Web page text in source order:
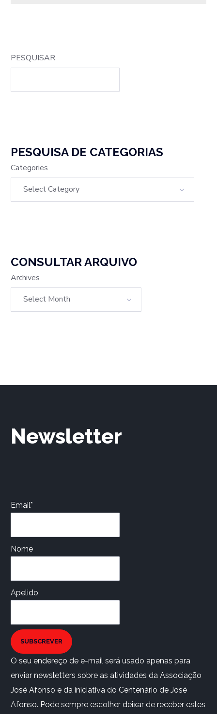
PESQUISAR
PESQUISA DE CATEGORIAS
Categories
CONSULTAR ARQUIVO
Archives
Newsletter
Email*
Nome
Apelido
SUBSCREVER
O seu endereço de e-mail será usado apenas para
enviar newsletters sobre as atividades da Associação
José Afonso e da iniciativa do Centenário de José
Afonso. Pode sempre escolher deixar de receber estes